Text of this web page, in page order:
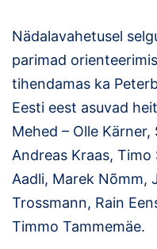
Kontakt
EOL
Galerii
Kaardid
Koondised
Nädalavahetusel
parimad
tihendamas ka
Eesti eest asuvad
Mehed – Olle Kärner,
Andreas Kraas,
Aadli, Marek Nõmm,
Trossmann, Rain
Timmo Tammemäe.